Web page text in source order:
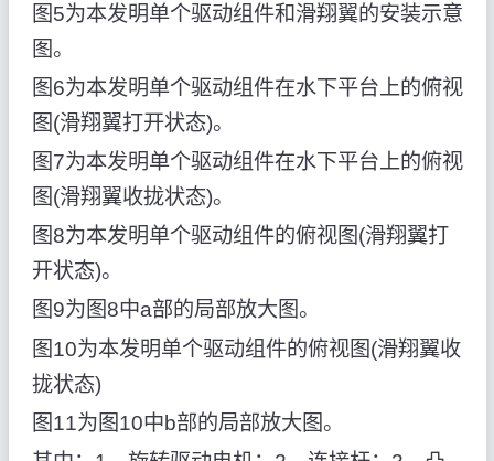
图5为本发明单个驱动组件和滑翔翼的安装示意
图。
图6为本发明单个驱动组件在水下平台上的俯视
图(滑翔翼打开状态)。
图7为本发明单个驱动组件在水下平台上的俯视
图(滑翔翼收拢状态)。
图8为本发明单个驱动组件的俯视图(滑翔翼打
开状态)。
图9为图8中a部的局部放大图。
图10为本发明单个驱动组件的俯视图(滑翔翼收
拢状态)
图11为图10中b部的局部放大图。